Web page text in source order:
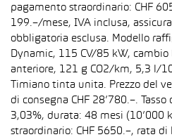
pagamento straordinario: CHF
199.–/mese, IVA inclusa,
obbligatoria esclusa. Modello
Dynamic, 115 CV/85 kW, cambio
anteriore, 121 g CO2/km, 5,3 l/
Timiano tinta unita. Prezzo del
di consegna CHF 28’780.–.
3,03%, durata: 48 mesi (10’000
straordinario: CHF 5650.–, rata